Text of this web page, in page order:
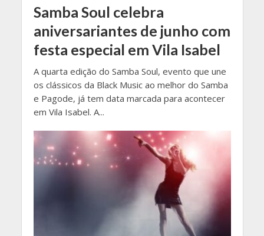
Samba Soul celebra
aniversariantes de junho com
festa especial em Vila Isabel
A quarta edição do Samba Soul, evento que une
os clássicos da Black Music ao melhor do Samba
e Pagode, já tem data marcada para acontecer
em Vila Isabel. A...